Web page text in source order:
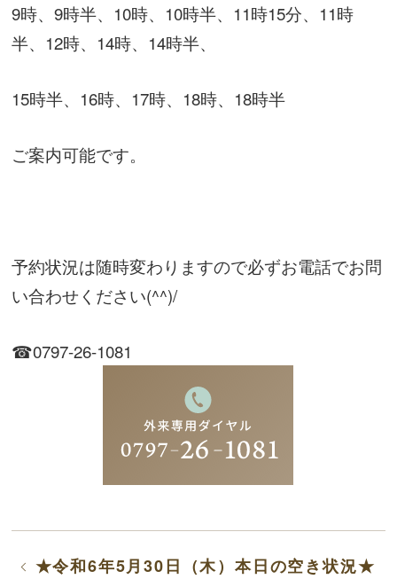
9時、9時半、10時、10時半、11時15分、11時
半、12時、14時、14時半、
15時半、16時、17時、18時、18時半
ご案内可能です。
予約状況は随時変わりますので必ずお電話でお問
い合わせください(^^)/
☎0797-26-1081
★令和6年5月30日（木）本日の空き状況★